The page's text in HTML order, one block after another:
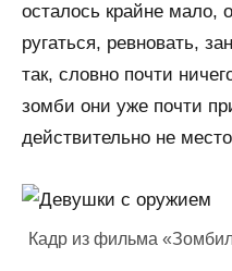
осталось крайне мало,
ругаться, ревновать,
так, словно почти
зомби они уже почти
действительно не
Кадр из фильма